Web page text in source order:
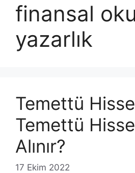
finansal
yazarlık
Temettü
Temettü
Alınır?
17 Ekim 2022